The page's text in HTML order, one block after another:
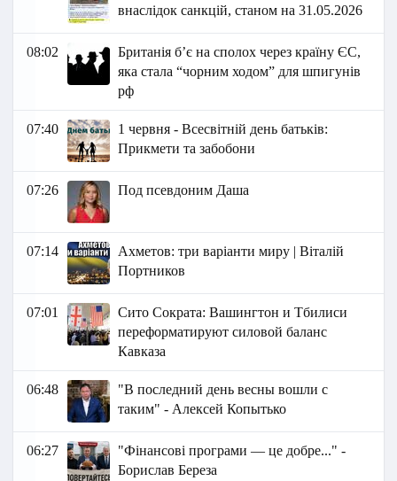
внаслідок санкцій, станом на 31.05.2026​
08:02
Британія б’є на сполох через країну ЄС,
яка стала “чорним ходом” для шпигунів
рф
07:40
1 червня - Всесвітній день батьків:
Прикмети та забобони
07:26 Под псевдоним Даша
07:14
Ахметов: три варіанти миру | Віталій
Портников
07:01
Сито Сократа: Вашингтон и Тбилиси
переформатируют силовой баланс
Кавказа
06:48
"В последний день весны вошли с
таким" - Алексей Копытько
06:27
"Фінансові програми — це добре..." -
Борислав Береза